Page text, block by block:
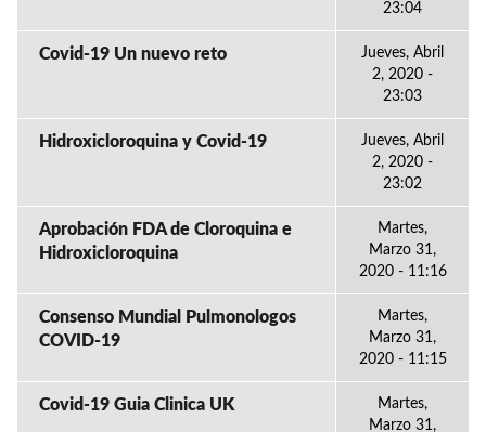
23:04
Covid-19 Un nuevo reto
Jueves, Abril
2, 2020 -
23:03
Hidroxicloroquina y Covid-19
Jueves, Abril
2, 2020 -
23:02
Aprobación FDA de Cloroquina e
Hidroxicloroquina
Martes,
Marzo 31,
2020 - 11:16
Consenso Mundial Pulmonologos
COVID-19
Martes,
Marzo 31,
2020 - 11:15
Covid-19 Guia Clinica UK
Martes,
Marzo 31,